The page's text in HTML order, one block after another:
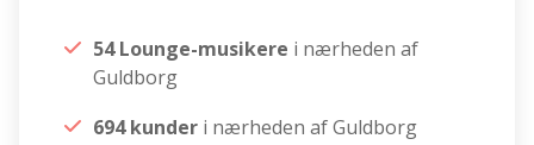
54 Lounge-musikere i nærheden af
Guldborg
694 kunder i nærheden af Guldborg